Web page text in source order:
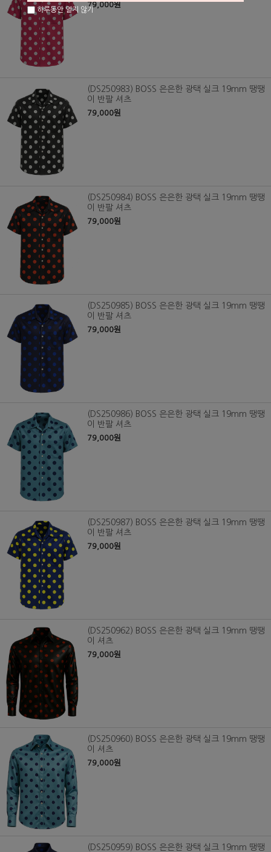
79,000원
(DS250983) BOSS 은은한 광택 실크 19mm 땡땡
이 반팔 셔츠
79,000원
(DS250984) BOSS 은은한 광택 실크 19mm 땡땡
이 반팔 셔츠
79,000원
(DS250985) BOSS 은은한 광택 실크 19mm 땡땡
이 반팔 셔츠
79,000원
(DS250986) BOSS 은은한 광택 실크 19mm 땡땡
이 반팔 셔츠
79,000원
(DS250987) BOSS 은은한 광택 실크 19mm 땡땡
이 반팔 셔츠
79,000원
(DS250962) BOSS 은은한 광택 실크 19mm 땡땡
이 셔츠
79,000원
(DS250960) BOSS 은은한 광택 실크 19mm 땡땡
이 셔츠
79,000원
(DS250959) BOSS 은은한 광택 실크 19mm 땡땡
하루동안 열지 않기